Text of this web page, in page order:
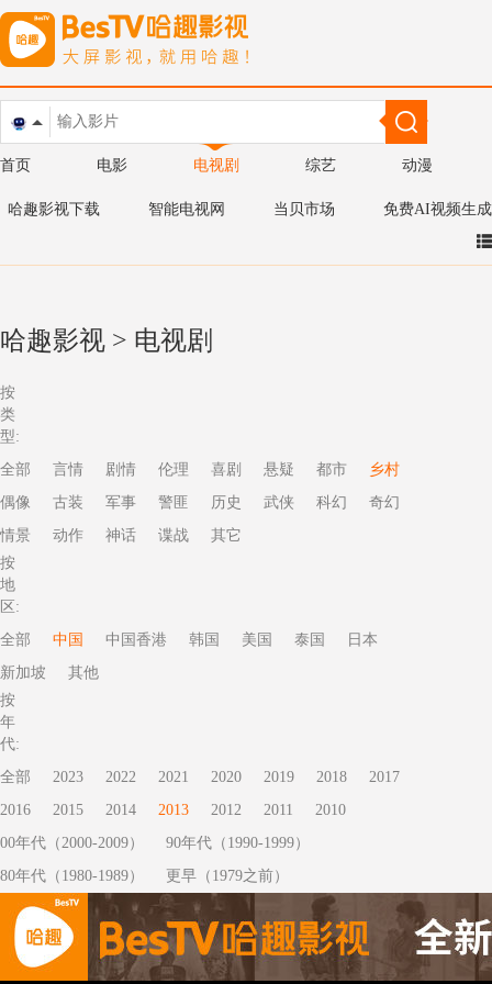
首页 电影 电视剧 综艺 动漫
哈趣影视下载 智能电视网 当贝市场 免费AI视频生成
哈趣影视 > 电视剧
按
类
型:
全部
言情 剧情 伦理 喜剧 悬疑 都市
乡村
偶像
古装 军事 警匪 历史 武侠 科幻
奇幻
情景
动作 神话 谍战
其它
按
地
区:
全部
中国 中国香港 韩国 美国 泰国
日本
新加坡
其他
按
年
代:
全部
2023 2022 2021 2020 2019 2018
2017
2016
2015 2014 2013 2012 2011
2010
00年代（2000-2009）
90年代（1990-1999）
80年代（1980-1989）
更早（1979之前）